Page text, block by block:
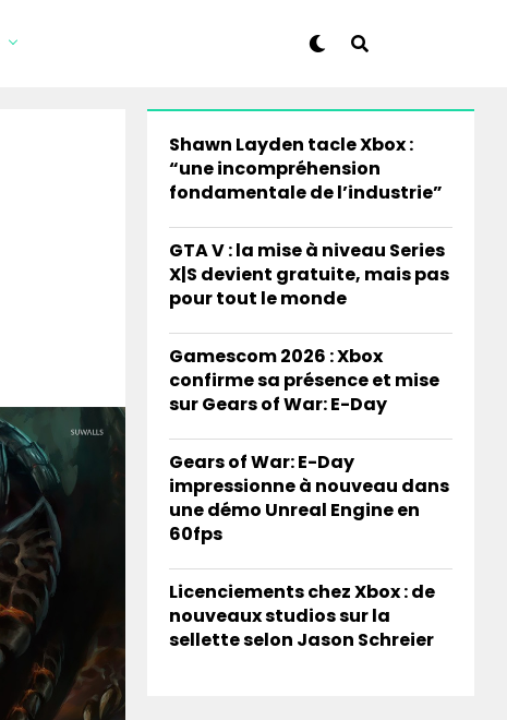
Shawn Layden tacle Xbox :
“une incompréhension
fondamentale de l’industrie”
GTA V : la mise à niveau Series
X|S devient gratuite, mais pas
pour tout le monde
Gamescom 2026 : Xbox
confirme sa présence et mise
sur Gears of War: E-Day
Gears of War: E-Day
impressionne à nouveau dans
une démo Unreal Engine en
60fps
Licenciements chez Xbox : de
nouveaux studios sur la
sellette selon Jason Schreier